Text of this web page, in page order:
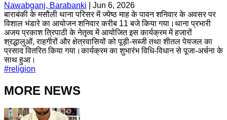
Nawabganj, Barabanki
Jun 6, 2026
बाराबंकी के मसौली थाना परिसर में ज्येष्ठ माह के पावन शनिवार के अवसर पर
विशाल भंडारे का आयोजन शनिवार करीब 11 बजे किया गया।थाना प्रभारी
अजय प्रकाश त्रिपाठी के नेतृत्व में आयोजित इस कार्यक्रम में हजारों
श्रद्धालुओं, राहगीरों और क्षेत्रवासियों को पूड़ी-सब्जी तथा शीतल पेयजल का
प्रसाद वितरित किया गया।कार्यक्रम का शुभारंभ विधि-विधान से पूजा-अर्चना के
साथ हुआ।
#religion
MORE NEWS